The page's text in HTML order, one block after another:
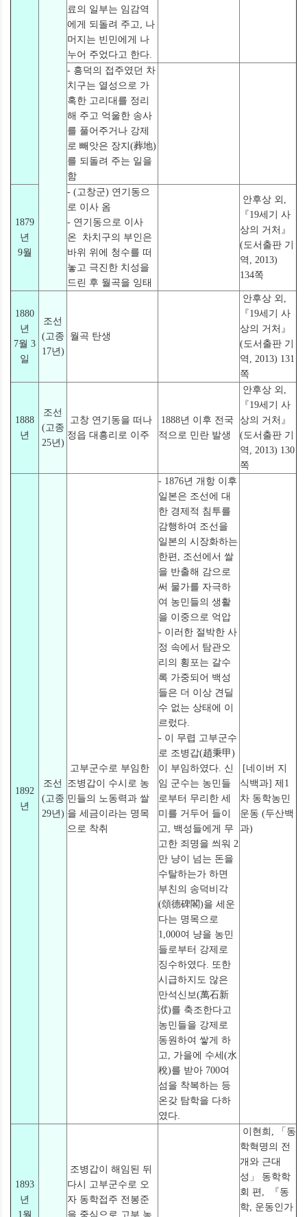
료의 일부는 임감역
에게 되돌려 주고, 나
머지는 빈민에게 나
누어 주었다고 한다.
- 흥덕의 접주였던 차
치구는 열성으로 가
혹한 고리대를 정리
해 주고 억울한 송사
를 풀어주거나 강제
로 빼앗은 장지(葬地)
를 되돌려 주는 일을
함
1879
년
9월
- (고창군) 연기동으
로 이사 옴
- 연기동으로 이사
온 차치구의 부인은
바위 위에 청수를 떠
놓고 극진한 치성을
드린 후 월곡을 잉태
안후상 외,
『19세기 사
상의 거처』
(도서출판 기
역, 2013)
134쪽
1880
년
7월 3
일
조선
(고종
17년)
월곡 탄생
안후상 외,
『19세기 사
상의 거처』
(도서출판 기
역, 2013) 131
쪽
1888
년
조선
(고종
25년)
고창 연기동을 떠나
정읍 대흥리로 이주
1888년 이후 전국
적으로 민란 발생
안후상 외,
『19세기 사
상의 거처』
(도서출판 기
역, 2013) 130
쪽
1892
년
조선
(고종
29년)
고부군수로 부임한
조병갑이 수시로 농
민들의 노동력과 쌀
을 세금이라는 명목
으로 착취
- 1876년 개항 이후
일본은 조선에 대
한 경제적 침투를
감행하여 조선을
일본의 시장화하는
한편, 조선에서 쌀
을 반출해 감으로
써 물가를 자극하
여 농민들의 생활
을 이중으로 억압
- 이러한 절박한 사
정 속에서 탐관오
리의 횡포는 갈수
록 가중되어 백성
들은 더 이상 견딜
수 없는 상태에 이
르렀다.
- 이 무렵 고부군수
로 조병갑(趙秉甲)
이 부임하였다. 신
임 군수는 농민들
로부터 무리한 세
미를 거두어 들이
고, 백성들에게 무
고한 죄명을 씌워 2
만 냥이 넘는 돈을
수탈하는가 하면
부친의 송덕비각
(頌德碑閣)을 세운
다는 명목으로
1,000여 냥을 농민
들로부터 강제로
징수하였다. 또한
시급하지도 않은
만석신보(萬石新
洑)를 축조한다고
농민들을 강제로
동원하여 쌓게 하
고, 가을에 수세(水
稅)를 받아 700여
섬을 착복하는 등
온갖 탐학을 다하
였다.
[네이버 지
식백과] 제1
차 동학농민
운동 (두산백
과)
1893
년
1월
조병갑이 해임된 뒤
다시 고부군수로 오
자 동학접주 전봉준
을 중심으로 고부 농
이현희, 「동
학혁명의 전
개와 근대
성」 동학학
회 편, 『동
학, 운동인가